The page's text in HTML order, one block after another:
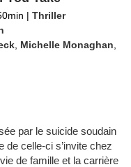
| Thriller
Michelle Monaghan
par le suicide soudain
de celle-ci s’invite chez
de famille et la carrière